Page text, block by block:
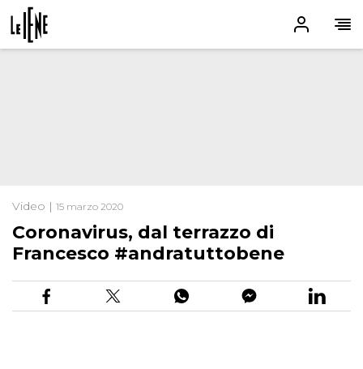
Video | 15 marzo 2020
Coronavirus, dal terrazzo di
Francesco #andratuttobene